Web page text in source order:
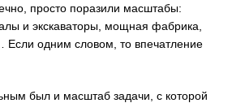
просто поразили масштабы:
и экскаваторы, мощная фабрика,
Если одним словом, то впечатление
был и масштаб задачи, с которой